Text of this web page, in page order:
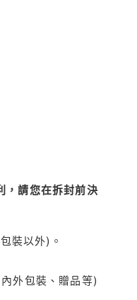
，請您在拆封前決
裝以外)。
外包裝、贈品等)